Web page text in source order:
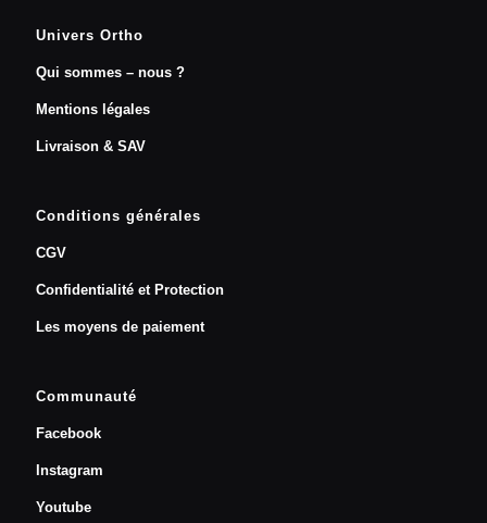
Univers Ortho
Qui sommes – nous ?
Mentions légales
Livraison & SAV
Conditions générales
CGV
Confidentialité et Protection
Les moyens de paiement
Communauté
Facebook
Instagram
Youtube